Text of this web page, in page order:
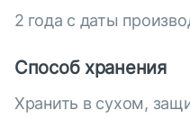
2 года с даты
Способ хранения
Хранить в сухом,